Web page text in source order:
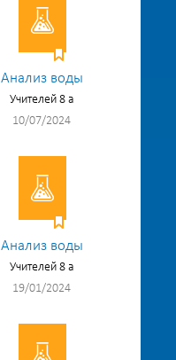
Анализ воды
Учителей 8 а
10/07/2024
Анализ воды
Учителей 8 а
19/01/2024